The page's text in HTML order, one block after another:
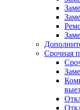
Срочная